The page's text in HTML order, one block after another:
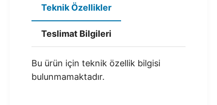
Teknik Özellikler
Teslimat Bilgileri
Bu ürün için teknik özellik bilgisi
bulunmamaktadır.